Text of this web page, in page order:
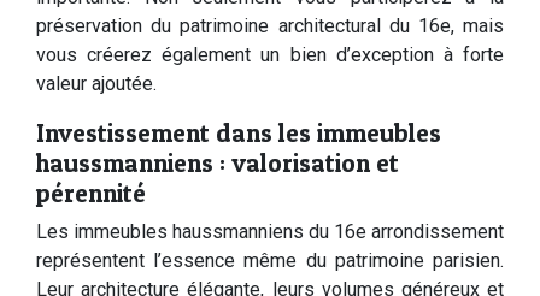
préservation du patrimoine architectural du 16e, mais
vous créerez également un bien d’exception à forte
valeur ajoutée.
Investissement dans les immeubles
haussmanniens : valorisation et
pérennité
Les immeubles haussmanniens du 16e arrondissement
représentent l’essence même du patrimoine parisien.
Leur architecture élégante, leurs volumes généreux et